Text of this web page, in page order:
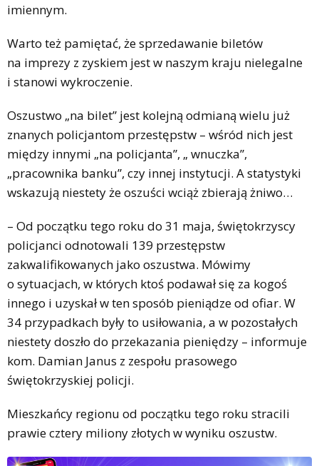
imiennym.
Warto też pamiętać, że sprzedawanie biletów
na imprezy z zyskiem jest w naszym kraju nielegalne
i stanowi wykroczenie.
Oszustwo „na bilet” jest kolejną odmianą wielu już
znanych policjantom przestępstw – wśród nich jest
między innymi „na policjanta”, „ wnuczka”,
„pracownika banku”, czy innej instytucji. A statystyki
wskazują niestety że oszuści wciąż zbierają żniwo…
– Od początku tego roku do 31 maja, świętokrzyscy
policjanci odnotowali 139 przestępstw
zakwalifikowanych jako oszustwa. Mówimy
o sytuacjach, w których ktoś podawał się za kogoś
innego i uzyskał w ten sposób pieniądze od ofiar. W
34 przypadkach były to usiłowania, a w pozostałych
niestety doszło do przekazania pieniędzy – informuje
kom. Damian Janus z zespołu prasowego
świętokrzyskiej policji.
Mieszkańcy regionu od początku tego roku stracili
prawie cztery miliony złotych w wyniku oszustw.